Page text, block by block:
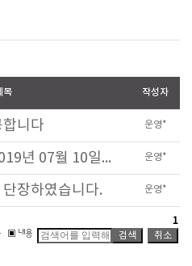
목 작성자
니다 운영*
홈페이지 오픈일 2019년 07월 10일입니다. 운영*
장하였습니다. 운영*
1